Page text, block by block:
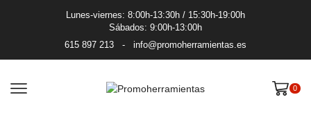
Lunes-viernes: 8:00h-13:30h / 15:30h-19:00h
Sábados: 9:00h-13:00h
615 897 213 - info@promoherramientas.es
0